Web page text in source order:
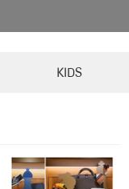
KIDS